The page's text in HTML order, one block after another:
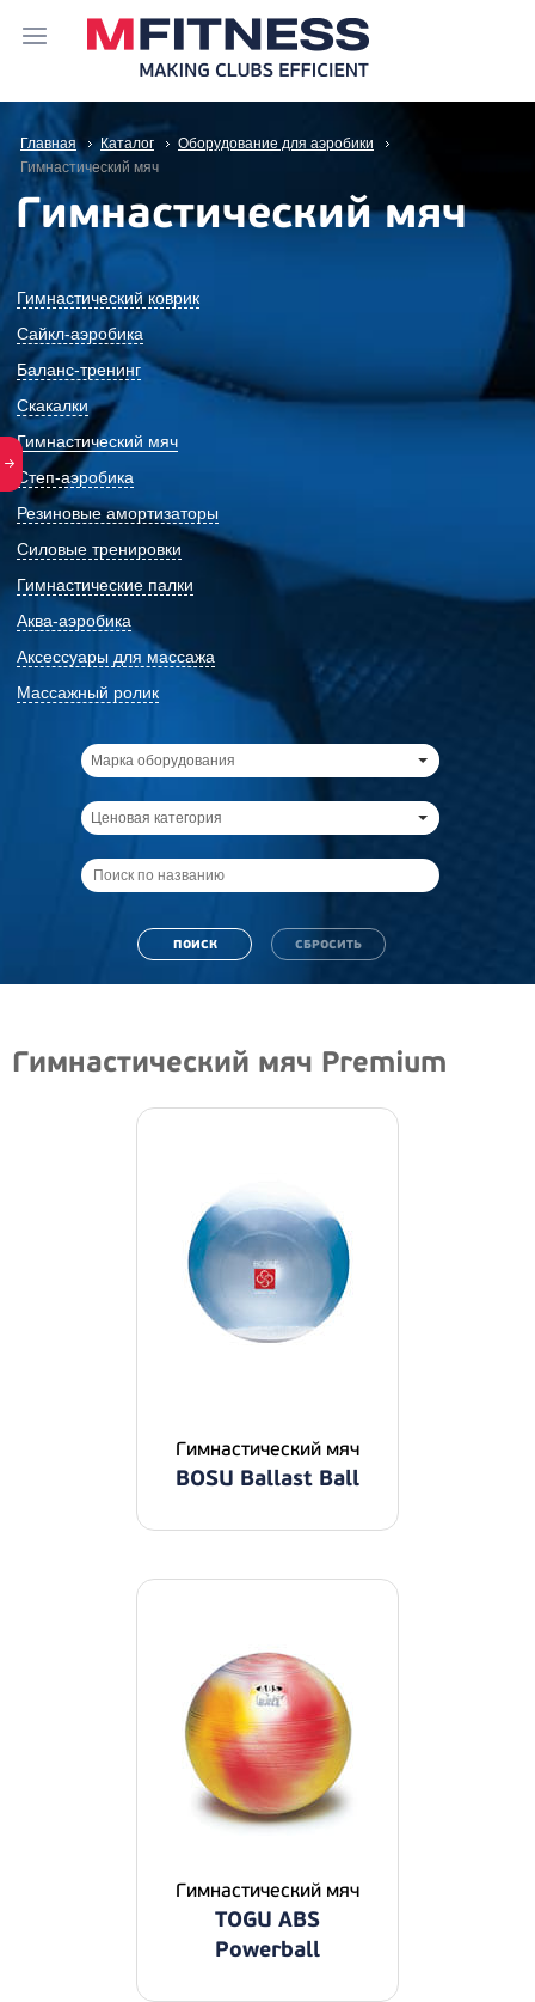
Главная Каталог
Оборудование для аэробики
Гимнастический мяч
Гимнастический мяч
Гимнастический коврик
Сайкл-аэробика
Баланс-тренинг
Скакалки
Гимнастический мяч
Степ-аэробика
Резиновые амортизаторы
Силовые тренировки
Гимнастические палки
Аква-аэробика
Аксессуары для массажа
Массажный ролик
Марка оборудования
Ценовая категория
Гимнастический мяч Premium
Гимнастический мяч
BOSU Ballast Ball
Гимнастический мяч
TOGU ABS
Powerball